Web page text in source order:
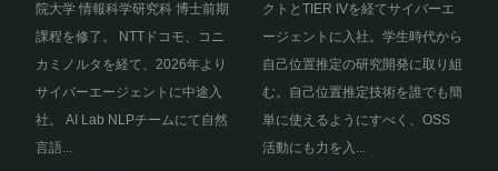
院大学 情報科学研究科 博士前期
課程を修了。 NTTドコモ、コニ
カミノルタを経て、2026年より
サイバーエージェントに中途入
社。 AI Lab NLPチームにて自然
言語...
クトとTIER IVを経てサイバーエ
ージェントに入社。学生時代から
自己位置推定の研究開発に取り組
む。自己位置推定技術を誰でも簡
単に使えるようにすべく、OSS
活動にも力を入...